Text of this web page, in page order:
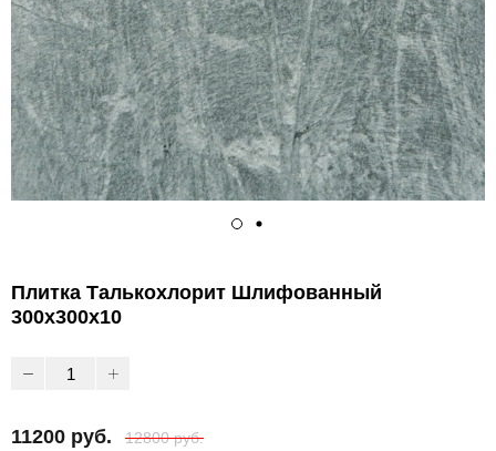
Плитка Талькохлорит Шлифованный
300х300х10
11200 руб. 12800 руб.